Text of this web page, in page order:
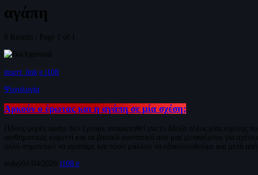
αγάπη
8 Results / Page 1 of 1
insert_link
108
Ψυχολογία
Αρκούν ο έρωτας και η αγάπη σε μία σχέση;
Πόσες φορές άραγε δεν έχουμε αναρωτηθεί για το άδοξο τέλος μίας σχέσης
αισθηματικές κομεντί και τα βασικά συστατικά που μας μεταφέρουν για
πολύ σημαντικό να αγαπάμε και πόσο μάλλον να εξακολουθούμε και μετά
today01/04/2026 108